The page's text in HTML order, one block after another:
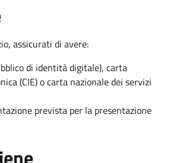
assicurati di avere:
di identità digitale), carta
(CIE) o carta nazionale dei servizi
prevista per la presentazione